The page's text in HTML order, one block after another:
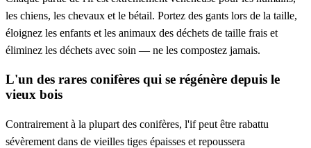
les chiens, les chevaux et le bétail. Portez des gants lors de la taille,
éloignez les enfants et les animaux des déchets de taille frais et
éliminez les déchets avec soin — ne les compostez jamais.
L'un des rares conifères qui se régénère depuis le
vieux bois
Contrairement à la plupart des conifères, l'if peut être rabattu
sévèrement dans de vieilles tiges épaisses et repoussera